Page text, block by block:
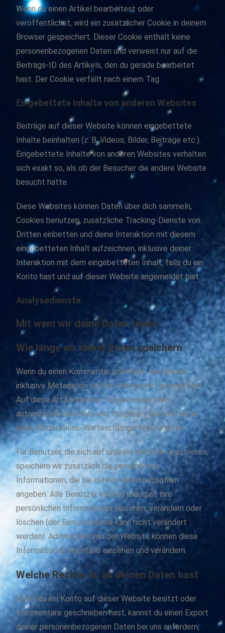
Wenn du einen Artikel bearbeitest oder
veröffentlichst, wird ein zusätzlicher Cookie in deinem
Browser gespeichert. Dieser Cookie enthält keine
personenbezogenen Daten und verweist nur auf die
Beitrags-ID des Artikels, den du gerade bearbeitet
hast. Der Cookie verfällt nach einem Tag.
Eingebettete Inhalte von anderen Websites
Beiträge auf dieser Website können eingebettete
Inhalte beinhalten (z. B. Videos, Bilder, Beiträge etc.).
Eingebettete Inhalte von anderen Websites verhalten
sich exakt so, als ob der Besucher die andere Website
besucht hätte.
Diese Websites können Daten über dich sammeln,
Cookies benutzen, zusätzliche Tracking-Dienste von
Dritten einbetten und deine Interaktion mit diesem
eingebetteten Inhalt aufzeichnen, inklusive deiner
Interaktion mit dem eingebetteten Inhalt, falls du ein
Konto hast und auf dieser Website angemeldet bist.
Analysedienste
Mit wem wir deine Daten teilen
Wie lange wir deine Daten speichern
Wenn du einen Kommentar schreibst, wird dieser
inklusive Metadaten zeitlich unbegrenzt gespeichert.
Auf diese Art können wir Folgekommentare
automatisch erkennen und freigeben, anstelle sie in
einer Moderations-Warteschlange festzuhalten.
Für Benutzer, die sich auf unserer Website registrieren,
speichern wir zusätzlich die persönlichen
Informationen, die sie in ihren Benutzerprofilen
angeben. Alle Benutzer können jederzeit ihre
persönlichen Informationen einsehen, verändern oder
löschen (der Benutzername kann nicht verändert
werden). Administratoren der Website können diese
Informationen ebenfalls einsehen und verändern.
Welche Rechte du an deinen Daten hast
Wenn du ein Konto auf dieser Website besitzt oder
Kommentare geschrieben hast, kannst du einen Export
deiner personenbezogenen Daten bei uns anfordern,